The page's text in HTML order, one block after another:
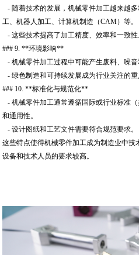
- 随着技术的发展，机械零件加工越来越
工、机器人加工、计算机制造（CAM）等。
- 这些技术提高了加工精度、效率和一致性
### 9. **环境影响**
- 机械零件加工过程中可能产生废料、噪音
- 绿色制造和可持续发展成为行业关注的重
### 10. **标准化与规范化**
- 机械零件加工通常遵循国际或行业标准
和通用性。
- 设计图纸和工艺文件需要符合规范要求。
这些特点使得机械零件加工成为制造业中技
设备和技术人员的要求较高。